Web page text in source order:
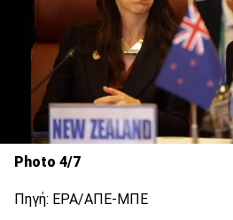
Photo 4/7
Πηγή: EPA/ΑΠΕ-ΜΠΕ